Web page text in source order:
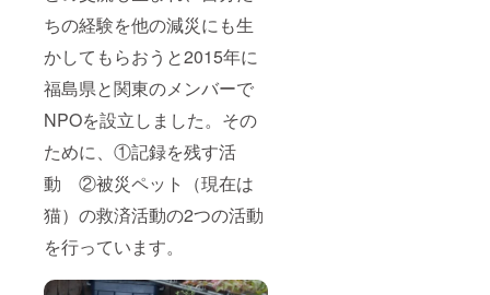
ちの経験を他の減災にも生
かしてもらおうと2015年に
福島県と関東のメンバーで
NPOを設立しました。その
ために、①記録を残す活
動 ②被災ペット（現在は
猫）の救済活動の2つの活動
を行っています。